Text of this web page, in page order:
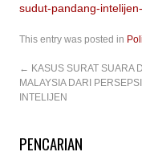
sudut-pandang-
This entry was posted in
← KASUS SURAT SUARA DI
MALAYSIA DARI PERSEPSI
INTELIJEN
PENCARIAN